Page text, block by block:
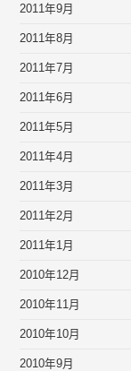
2011年9月
2011年8月
2011年7月
2011年6月
2011年5月
2011年4月
2011年3月
2011年2月
2011年1月
2010年12月
2010年11月
2010年10月
2010年9月